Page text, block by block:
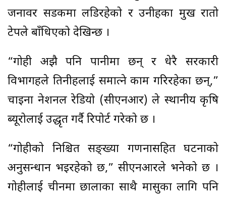
जनावर सडकमा लडिरहेको र उनीहरूका मुख रातो
टेपले बाँधिएको देखिन्छ ।
“गोही अझै पनि पानीमा छन् र धेरै सरकारी
विभागहरूले तिनीहरूलाई समात्ने काम गरिरहेका छन्,”
चाइना नेशनल रेडियो (सीएनआर) ले स्थानीय कृषि
ब्यूरोलाई उद्धृत गर्दै रिपोर्ट गरेको छ ।
“गोहीको निश्चित सङ्ख्या गणनासहित घटनाको
अनुसन्धान भइरहेको छ,” सीएनआरले भनेको छ ।
गोहीलाई चीनमा छालाका साथै मासुका लागि पनि